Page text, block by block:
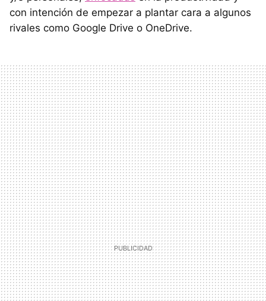
con intención de empezar a plantar cara a algunos
rivales como Google Drive o OneDrive.